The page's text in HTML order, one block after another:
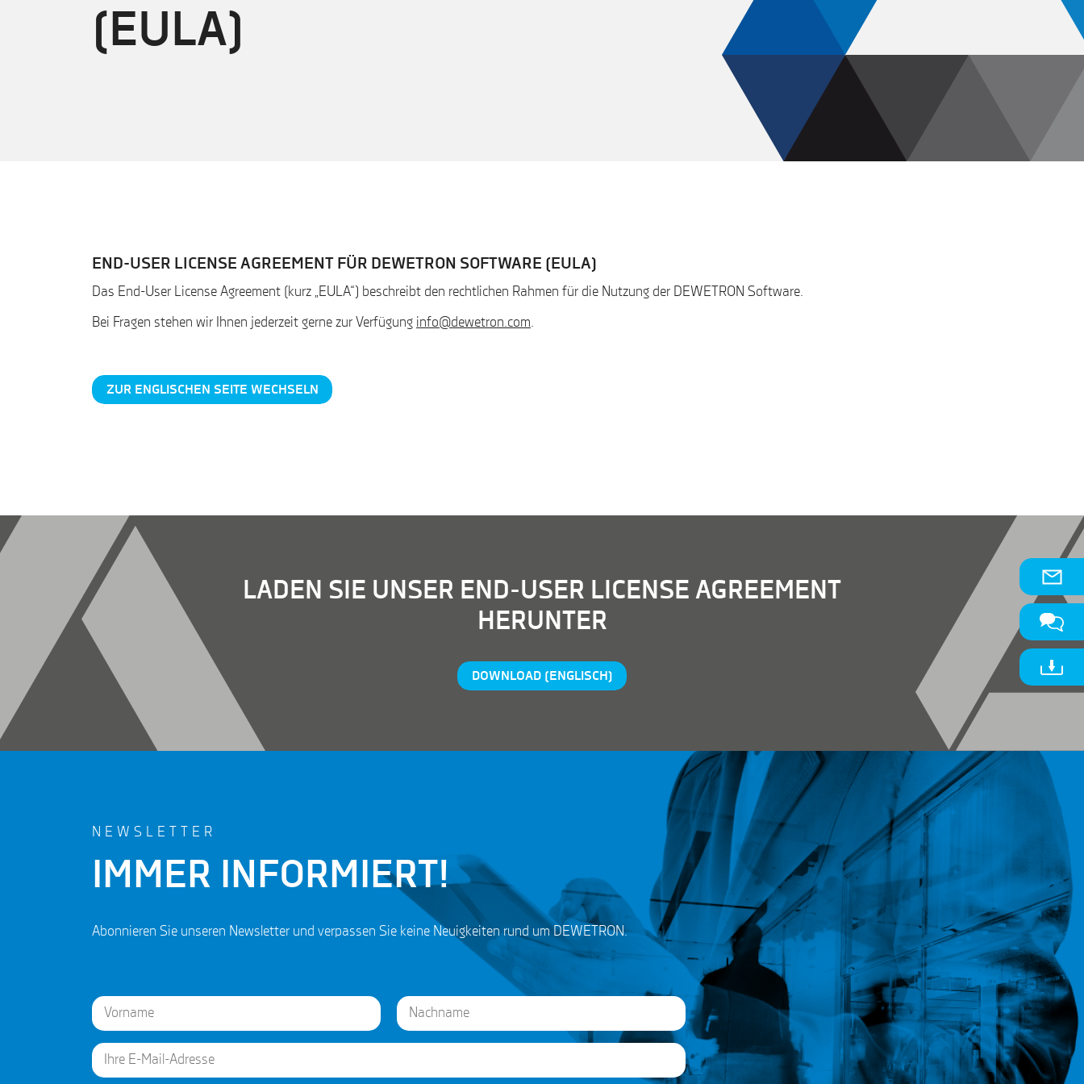
(EULA)
END-USER LICENSE AGREEMENT FÜR DEWETRON SOFTWARE (EULA)
Das End-User License Agreement (kurz „EULA“) beschreibt den rechtlichen Rahmen für die Nutzung der DEWETRON Software.
Bei Fragen stehen wir Ihnen jederzeit gerne zur Verfügung info@dewetron.com.
ZUR ENGLISCHEN SEITE WECHSELN
LADEN SIE UNSER END-USER LICENSE AGREEMENT
HERUNTER
DOWNLOAD (ENGLISCH)
NEWSLETTER
IMMER INFORMIERT!
Abonnieren Sie unseren Newsletter und verpassen Sie keine Neuigkeiten rund um DEWETRON.
N
a
m
e
*
First
*
N
a
E
m
a